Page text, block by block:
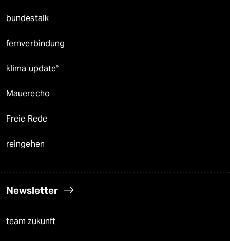
bundestalk
fernverbindung
klima update°
Mauerecho
Freie Rede
reingehen
Newsletter
team zukunft